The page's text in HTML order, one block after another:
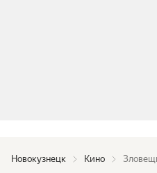
Новокузнецк Кино